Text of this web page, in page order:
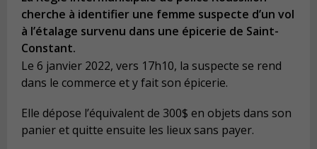
cherche à identifier une femme suspecte d’un vol
à l’étalage survenu dans une épicerie de Saint-
Constant.
Le 6 janvier 2022, vers 17h10, la suspecte se rend
dans le commerce et y fait son épicerie.
Elle dépose l’équivalent de 300$ en objets dans son
panier et quitte ensuite les lieux sans payer.